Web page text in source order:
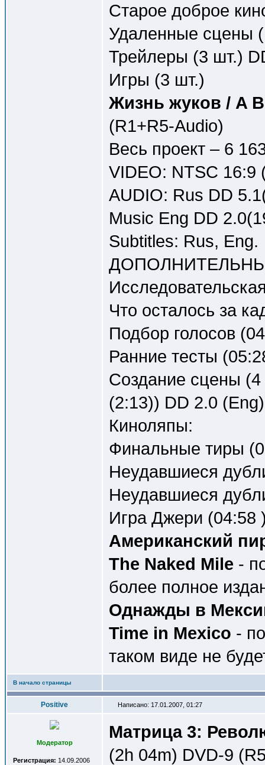
Старое доброе
Удаленные сцены
Трейлеры (3 шт.)
Игры (3 шт.)
Жизнь жуков / A
(R1+R5-Audio)
Весь проект – 6
VIDEO: NTSC 16:9
AUDIO: Rus DD
Music Eng DD
Subtitles: Rus, Eng.
Что осталось за
Подбор голосов
Ранние тесты
Создание сцены (4
(2:13)) DD 2.0 (Eng)
Киноляпы:
Финальные тиры
Неудавшиеся
Неудавшиеся
Игра Джери (04:58
Американский
The Naked Mile -
более полное
Однажды в
Time in Mexico -
таком виде не
В начало страницы
Positive Написано: 17.01.2007, 01:27
Модератор
Регистрация: 14.09.2006
Матрица 3:
(2h 04m) DVD-9